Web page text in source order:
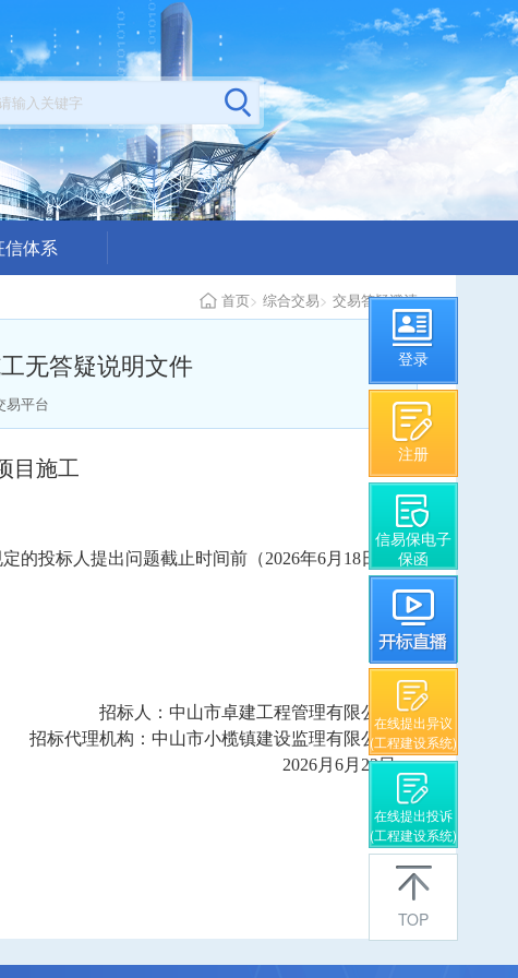
登录
注册
信易保电子
保函
在线提出异议
(工程建设系统)
在线提出投诉
(工程建设系统)
TOP
信体系
机构从业情况
首页> 综合交易> 交易答疑澄清
无答疑说明文件
易平台
目施工
的投标人提出问题截止时间前（2026年6月 18日
招标人： 中山市卓建工程管理有限公司
招标代理机构：中山市小榄镇建设监理有限公司
2026月 6月 23日